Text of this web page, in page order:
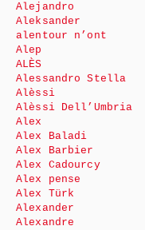
Alejandro
Aleksander
alentour n’ont
Alep
ALÈS
Alessandro Stella
Alèssi
Alèssi Dell’Umbria
Alex
Alex Baladi
Alex Barbier
Alex Cadourcy
Alex pense
Alex Türk
Alexander
Alexandre